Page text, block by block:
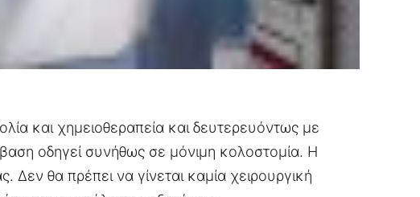
και χημειοθεραπεία και δευτερευόντως με
οδηγεί συνήθως σε μόνιμη κολοστομία. Η
Δεν θα πρέπει να γίνεται καμία χειρουργική